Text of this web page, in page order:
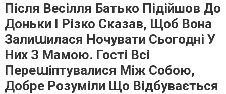
Після Весілля Батько Підійшов До
Доньки І Рiзко Сказав, Щоб Вона
Залиաилася Ночувати Сьогодні У
Них З Мамою. Гості Всі
Перeաіптyвалися Між Собою,
Добре Розуміли Що Відбyвається